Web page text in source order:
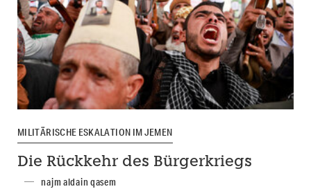
MILITÄRISCHE ESKALATION IM JEMEN
Die Rückkehr des Bürgerkriegs
najm aldain qasem